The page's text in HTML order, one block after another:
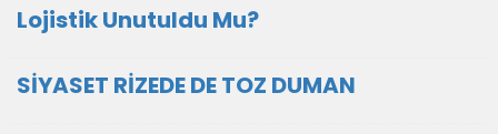
Lojistik Unutuldu Mu?
SİYASET RİZEDE DE TOZ DUMAN